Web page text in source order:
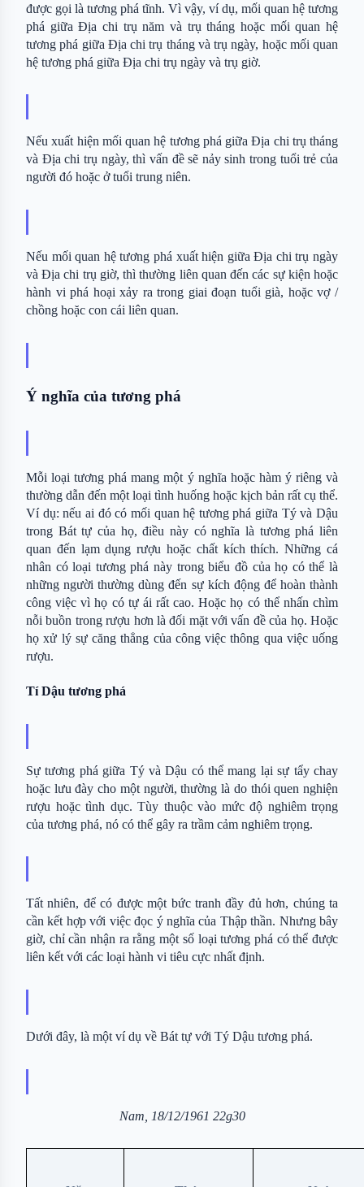
được gọi là tương phá tĩnh. Vì vậy, ví dụ, mối quan hệ tương
phá giữa Địa chi trụ năm và trụ tháng hoặc mối quan hệ
tương phá giữa Địa chi trụ tháng và trụ ngày, hoặc mối quan
hệ tương phá giữa Địa chi trụ ngày và trụ giờ.
Nếu xuất hiện mối quan hệ tương phá giữa Địa chi trụ tháng
và Địa chi trụ ngày, thì vấn đề sẽ nảy sinh trong tuổi trẻ của
người đó hoặc ở tuổi trung niên.
Nếu mối quan hệ tương phá xuất hiện giữa Địa chi trụ ngày
và Địa chi trụ giờ, thì thường liên quan đến các sự kiện hoặc
hành vi phá hoại xảy ra trong giai đoạn tuổi già, hoặc vợ /
chồng hoặc con cái liên quan.
Ý nghĩa của tương phá
Mỗi loại tương phá mang một ý nghĩa hoặc hàm ý riêng và
thường dẫn đến một loại tình huống hoặc kịch bản rất cụ thể.
Ví dụ: nếu ai đó có mối quan hệ tương phá giữa Tý và Dậu
trong Bát tự của họ, điều này có nghĩa là tương phá liên
quan đến lạm dụng rượu hoặc chất kích thích. Những cá
nhân có loại tương phá này trong biểu đồ của họ có thể là
những người thường dùng đến sự kích động để hoàn thành
công việc vì họ có tự ái rất cao. Hoặc họ có thể nhấn chìm
nỗi buồn trong rượu hơn là đối mặt với vấn đề của họ. Hoặc
họ xử lý sự căng thẳng của công việc thông qua việc uống
rượu.
Tí Dậu tương phá
Sự tương phá giữa Tý và Dậu có thể mang lại sự tẩy chay
hoặc lưu đày cho một người, thường là do thói quen nghiện
rượu hoặc tình dục. Tùy thuộc vào mức độ nghiêm trọng
của tương phá, nó có thể gây ra trầm cảm nghiêm trọng.
Tất nhiên, để có được một bức tranh đầy đủ hơn, chúng ta
cần kết hợp với việc đọc ý nghĩa của Thập thần. Nhưng bây
giờ, chỉ cần nhận ra rằng một số loại tương phá có thể được
liên kết với các loại hành vi tiêu cực nhất định.
Dưới đây, là một ví dụ về Bát tự với Tý Dậu tương phá.
Nam, 18/12/1961 22g30